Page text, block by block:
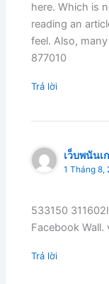
here. Which is
reading an
feel. Also,
877010
Trả lời
เว็บพนันเ
1 Tháng 8,
533150
Facebook
Trả lời